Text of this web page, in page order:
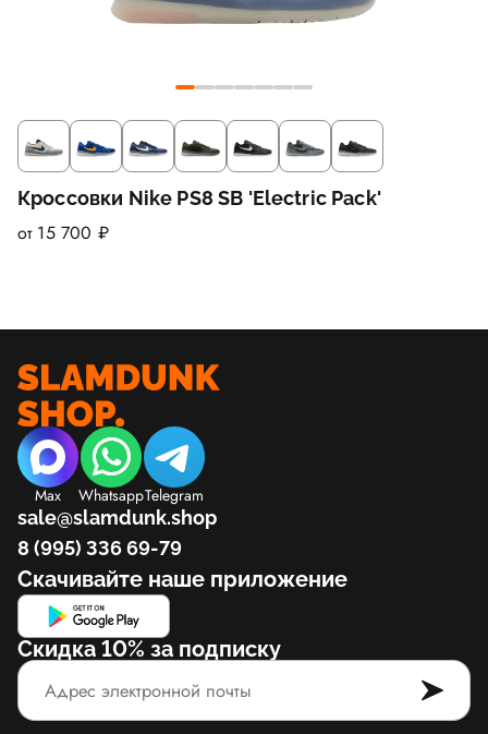
Кроссовки Nike PS8 SB 'Electric Pack'
от 15 700 ₽
Max WhatsappTelegram
sale@slamdunk.shop
8 (995) 336 69-79
Скачивайте наше приложение
Скидка 10% за подписку